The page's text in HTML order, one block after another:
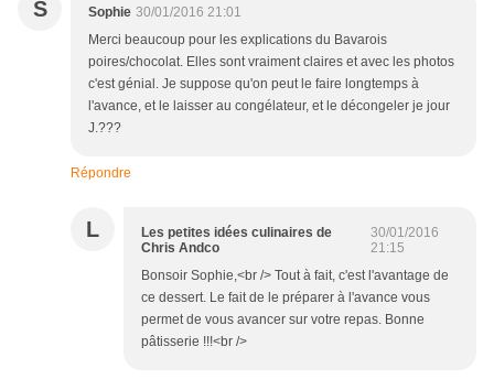
S Sophie 30/01/2016 21:01
Merci beaucoup pour les explications du Bavarois
poires/chocolat. Elles sont vraiment claires et avec les photos
c'est génial. Je suppose qu'on peut le faire longtemps à
l'avance, et le laisser au congélateur, et le décongeler je jour
J.???
Répondre
L
Les petites idées culinaires de
Chris Andco
30/01/2016
21:15
Bonsoir Sophie,<br /> Tout à fait, c'est l'avantage de
ce dessert. Le fait de le préparer à l'avance vous
permet de vous avancer sur votre repas. Bonne
pâtisserie !!!<br />